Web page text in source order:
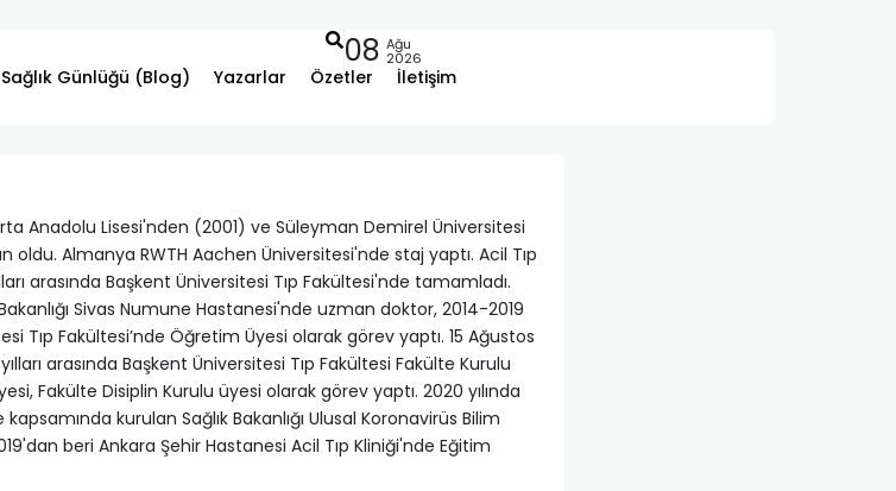
Sağlık Günlüğü (Blog) Yazarlar Özetler İletişim
08 Ağu
2026
Anadolu Lisesi'nden (2001) ve Süleyman Demirel Üniversitesi
oldu. Almanya RWTH Aachen Üniversitesi'nde staj yaptı. Acil Tıp
arasında Başkent Üniversitesi Tıp Fakültesi'nde tamamladı.
Bakanlığı Sivas Numune Hastanesi'nde uzman doktor, 2014-2019
Tıp Fakültesi’nde Öğretim Üyesi olarak görev yaptı. 15 Ağustos
arasında Başkent Üniversitesi Tıp Fakültesi Fakülte Kurulu
Fakülte Disiplin Kurulu üyesi olarak görev yaptı. 2020 yılında
kurulan Sağlık Bakanlığı Ulusal Koronavirüs Bilim
beri Ankara Şehir Hastanesi Acil Tıp Kliniği'nde Eğitim